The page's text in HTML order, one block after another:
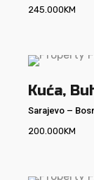
245.000KM
Kuća,
Sarajevo –
200.000KM